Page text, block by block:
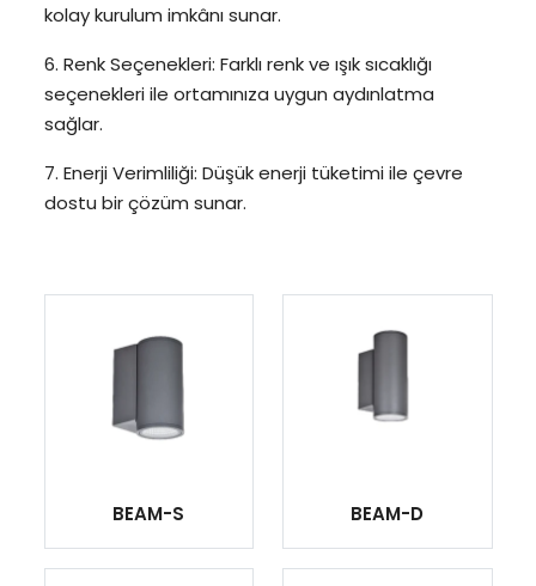
kolay kurulum imkânı sunar.
6. Renk Seçenekleri: Farklı renk ve ışık sıcaklığı
seçenekleri ile ortamınıza uygun aydınlatma
sağlar.
7. Enerji Verimliliği: Düşük enerji tüketimi ile çevre
dostu bir çözüm sunar.
BEAM-S BEAM-D